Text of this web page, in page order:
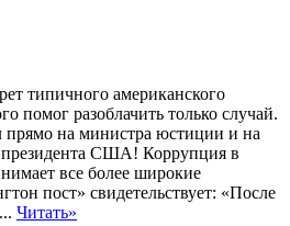
типичного американского
помог разоблачить только случай.
прямо на министра юстиции и на
США! Коррупция в
все более широкие
пост» свидетельствует: «После
Читать»